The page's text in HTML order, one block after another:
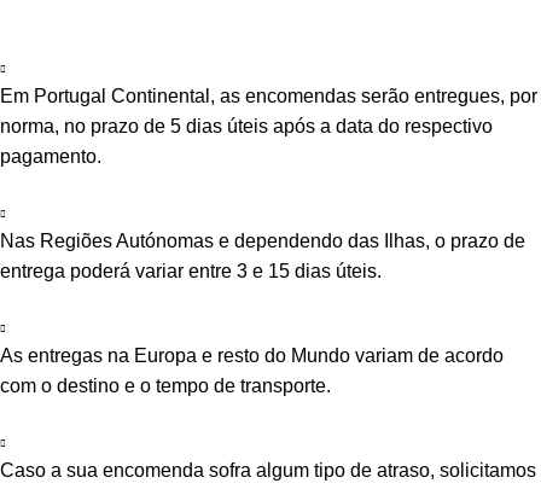
Em Portugal Continental, as encomendas serão entregues, por
norma, no prazo de 5 dias úteis após a data do respectivo
pagamento.
Nas Regiões Autónomas e dependendo das Ilhas, o prazo de
entrega poderá variar entre 3 e 15 dias úteis.
As entregas na Europa e resto do Mundo variam de acordo
com o destino e o tempo de transporte.
Caso a sua encomenda sofra algum tipo de atraso, solicitamos